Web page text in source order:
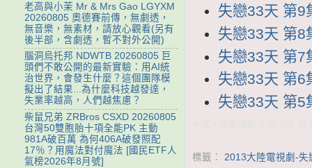
失戀33天 第9
失戀33天 第8
失戀33天 第7
失戀33天 第6
失戀33天 第5
標籤： 2013大陸電視劇-失
老高與小茉 Mr & Mrs Gao LGYXM
20260805 奧德賽前傳，無劇透，
無音樂，無素材，請放心觀看(另有
後半部，含劇透，暫不對外公開)
腦洞烏托邦 NDWTB 20260805 巨
頭們不敢公開的最新實驗：用AI統
治世界，會發生什麼？這個團隊模
擬出了結果...為什麼科技越發達，
失業率越高，人們越焦慮？
柴鼠兄弟 ZRBros CSXD 20260805
台灣50雙胞胎十項全能PK 主動
981A破百萬 為何406A破發照配
17％？用魔法對付魔法 [國民ETF人
氣榜2026年8月號]